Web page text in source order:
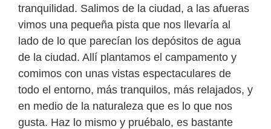
tranquilidad. Salimos de la ciudad, a las afueras
vimos una pequeña pista que nos llevaría al
lado de lo que parecían los depósitos de agua
de la ciudad. Allí plantamos el campamento y
comimos con unas vistas espectaculares de
todo el entorno, más tranquilos, más relajados, y
en medio de la naturaleza que es lo que nos
gusta. Haz lo mismo y pruébalo, es bastante